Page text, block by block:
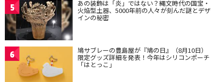
5 あの装飾は「炎」ではない？縄文時代の国宝・
火焔型土器、5000年前の人々が刻んだ謎とデザ
インの秘密
6 鳩サブレーの豊島屋が『鳩の日』（8月10日）
限定グッズ詳細を発表！今年はシリコンポーチ
「はとっこ」